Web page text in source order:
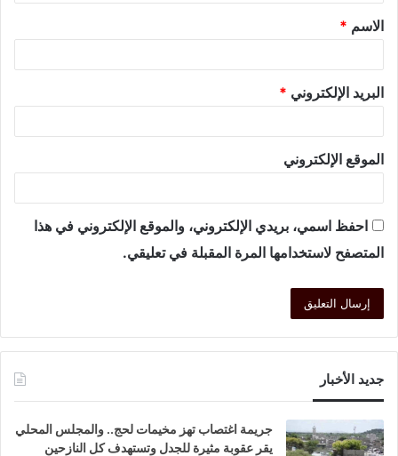
الاسم *
البريد الإلكتروني *
الموقع الإلكتروني
احفظ اسمي، بريدي الإلكتروني، والموقع الإلكتروني في هذا
المتصفح لاستخدامها المرة المقبلة في تعليقي.
جديد الأخبار
جريمة اغتصاب تهز مخيمات لحج.. والمجلس المحلي
يقر عقوبة مثيرة للجدل وتستهدف كل النازحين